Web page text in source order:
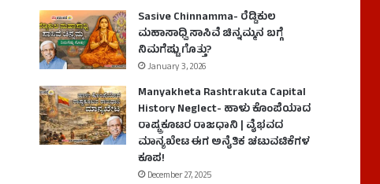
Sasive Chinnamma- ರೆಡ್ಡಿಕುಲ
ಮಹಾಸಾಧ್ವಿ ಸಾಸಿವೆ ಚಿನ್ನಮ್ಮನ ಬಗ್ಗೆ
ನಿಮಗೆಷ್ಟು ಗೊತ್ತು?
January 3, 2026
Manyakheta Rashtrakuta Capital
History Neglect- ಹಾಳು ಕೊಂಪೆಯಾದ
ರಾಷ್ಟ್ರಕೂಟರ ರಾಜಧಾನಿ | ವೈಭವದ
ಮಾನ್ಯಖೇಟ ಈಗ ಅನೈತಿಕ ಚಟುವಟಿಕೆಗಳ
ಕೂಪ!
December 27, 2025